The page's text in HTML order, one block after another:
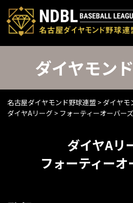
ダイヤモン
名古屋ダイヤモンド野球連盟 > ダイヤモ
ダイヤAリーグ > フォーティーオーバーズ
ダイヤAリ
フォーティーオ